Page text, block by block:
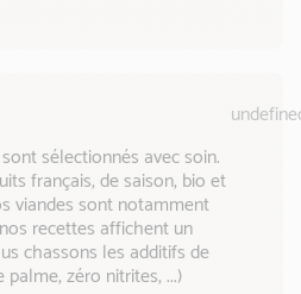
sélectionnés avec soin.
français, de saison, bio et
viandes sont notamment
recettes affichent un
chassons les additifs de
zéro nitrites, ...)